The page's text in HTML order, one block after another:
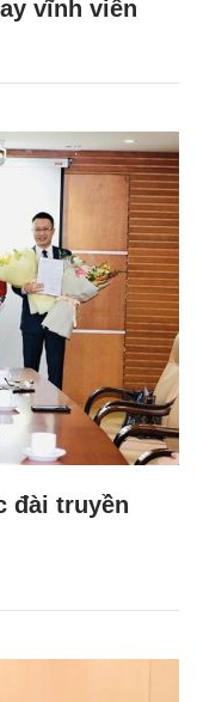
vĩnh viễn
đài truyền